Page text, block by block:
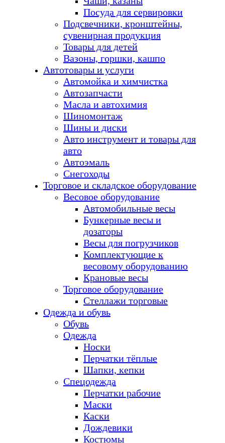
Посуда для сервировки
Подсвечники, кронштейны,
сувенирная продукция
Товары для детей
Вазоны, горшки, кашпо
Автотовары и услуги
Автомойка и химчистка
Автозапчасти
Масла и автохимия
Шиномонтаж
Шины и диски
Авто инструмент и товары для
авто
Автоэмаль
Снегоходы
Торговое и складское оборудование
Весовое оборудование
Автомобильные весы
Бункерные весы и
дозаторы
Весы для погрузчиков
Комплектующие к
весовому оборудованию
Крановые весы
Торговое оборудование
Стеллажи торговые
Одежда и обувь
Обувь
Одежда
Носки
Перчатки тёплые
Шапки, кепки
Спецодежда
Перчатки рабочие
Маски
Каски
Дождевики
Костюмы